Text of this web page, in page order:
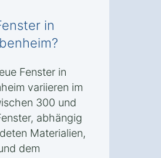
in
Fenster in
variieren im
300 und
abhängig
Materialien,
dem